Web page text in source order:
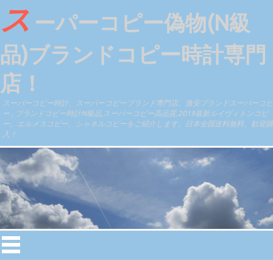
ス ーパーコピー偽物(N級
品)ブランドコピー時計専門
店！
スーパーコピー時計、スーパーコピーブランド専門店、激安ブランドスーパーコピ
ー , ブランドコピー時計N級品,スーパーコピー高品質,2019最新ルイヴィトンコピ
ー、エルメスコピー、シャネルコピーをご紹介します。日本全国送料無料、歓迎購
入！